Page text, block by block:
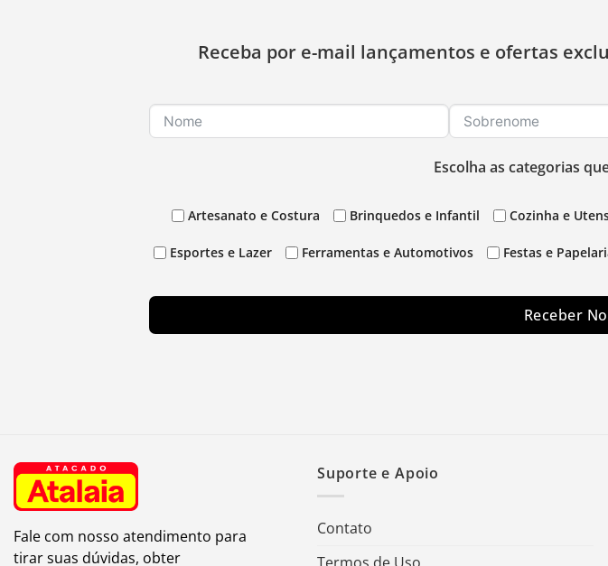
Receba por e-mail lançamentos e ofertas
Escolha as categorias
Artesanato e Costura Brinquedos e Infantil Cozinha e
Esportes e Lazer Ferramentas e Automotivos Festas e
Receber
Fale com nosso atendimento para
tirar suas dúvidas, obter
Suporte e Apoio
Contato